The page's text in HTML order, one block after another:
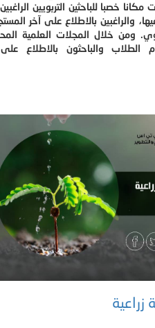
خصبا للباحثين التربويين
والراغبين بالاطلاع على آخر
ومن خلال المجلات العلمية
الطلاب والباحثون بالاطلاع